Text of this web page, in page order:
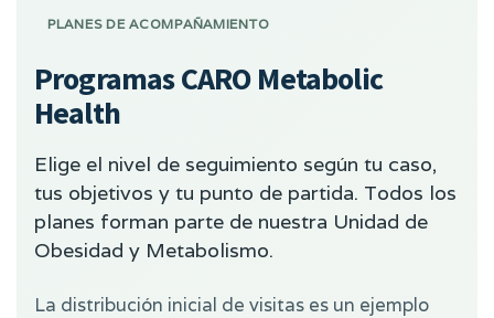
PLANES DE ACOMPAÑAMIENTO
Programas CARO Metabolic
Health
Elige el nivel de seguimiento según tu caso,
tus objetivos y tu punto de partida. Todos los
planes forman parte de nuestra Unidad de
Obesidad y Metabolismo.
La distribución inicial de visitas es un ejemplo